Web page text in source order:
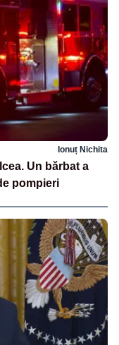
Ionuț Nichita
Un bărbat a
pompieri